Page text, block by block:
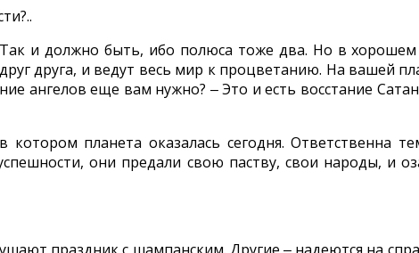
и должно быть, ибо полюса тоже два. Но в
друга, и ведут весь мир к процветанию. На вашей
ангелов еще вам нужно? ‒ Это и есть восстание
котором планета оказалась сегодня. Ответственна
они предали свою паству, свои народы, и
праздник с шампанским. Другие ‒ надеются на